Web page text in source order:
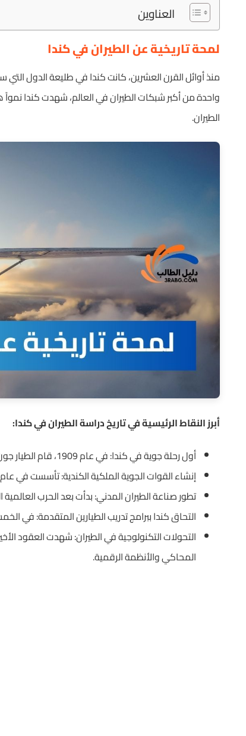
العناوين
لمحة تاريخية عن الطيران في كندا
منذ أوائل القرن العشرين، كانت كندا في طليعة الدول
واحدة من أكبر شبكات الطيران في العالم، شهدت كندا
الطيران.
أبرز النقاط الرئيسية في تاريخ دراسة الطيران في كندا:
أول رحلة جوية في كندا: في عام 1909، قام الطيار جون مكوردي بأول رحلة جوية في كندا.
إنشاء القوات الجوية الملكية الكندية: تأسست في عام 1924، وهي واحدة من أقدم القوات الجوية في العالم.
تطور صناعة الطيران المدني: بدأت بعد الحرب
التحاق كندا ببرامج تدريب الطيارين المتقدمة: في
التحولات التكنولوجية في الطيران: شهدت العقود
المحاكي والأنظمة الرقمية.